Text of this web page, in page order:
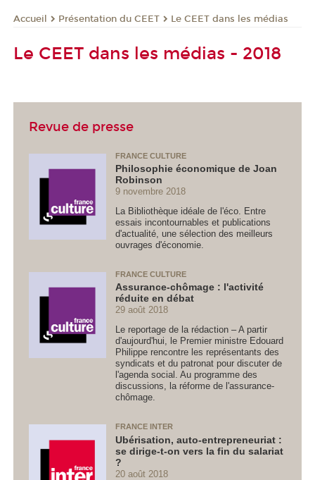
Accueil Présentation du CEET Le CEET dans les médias
Le CEET dans les médias - 2018
Revue de presse
FRANCE CULTURE
Philosophie économique de Joan
Robinson
9 novembre 2018
La Bibliothèque idéale de l'éco. Entre
essais incontournables et publications
d'actualité, une sélection des meilleurs
ouvrages d'économie.
FRANCE CULTURE
Assurance-chômage : l'activité
réduite en débat
29 août 2018
Le reportage de la rédaction – A partir
d'aujourd'hui, le Premier ministre Edouard
Philippe rencontre les représentants des
syndicats et du patronat pour discuter de
l'agenda social. Au programme des
discussions, la réforme de l'assurance-
chômage.
FRANCE INTER
Ubérisation, auto-entrepreneuriat :
se dirige-t-on vers la fin du salariat
?
20 août 2018